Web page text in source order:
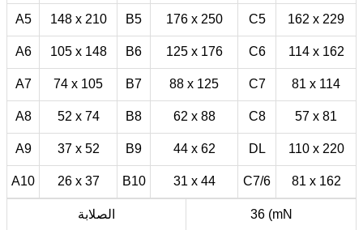
A5 148 x 210 B5 176 x 250 C5 162 x 229
A6 105 x 148 B6 125 x 176 C6 114 x 162
A7 74 x 105 B7 88 x 125 C7 81 x 114
A8 52 x 74 B8 62 x 88 C8 57 x 81
A9 37 x 52 B9 44 x 62 DL 110 x 220
A10 26 x 37 B10 31 x 44 C7/6 81 x 162
الصلابة 36 (mN